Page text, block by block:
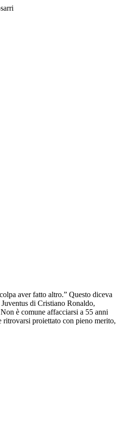
aver fatto altro.” Questo diceva
di Cristiano Ronaldo,
è comune affacciarsi a 55 anni
proiettato con pieno merito,